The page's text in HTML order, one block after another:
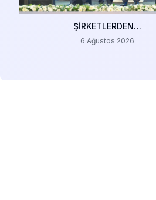
ŞİRKETLERDEN…
6 Ağustos 2026